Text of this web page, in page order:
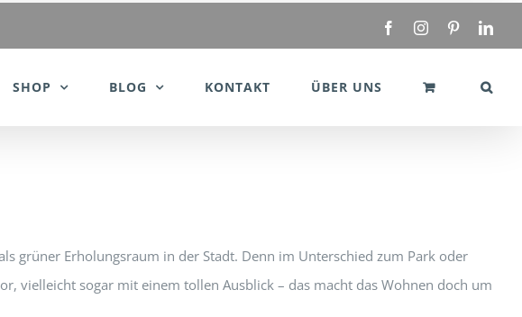
FacebookInstagramPinterest
SHOP BLOG KONTAKT ÜBER UNS
grüner Erholungsraum in der Stadt. Denn im Unterschied zum Park oder
vielleicht sogar mit einem tollen Ausblick – das macht das Wohnen doch um